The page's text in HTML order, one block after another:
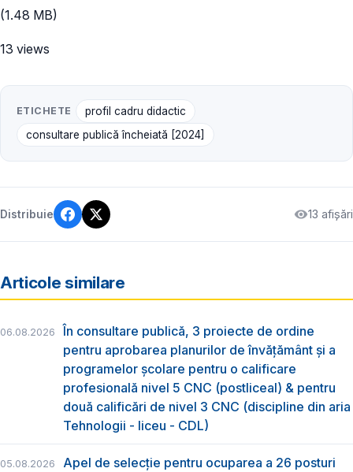
(1.48 MB)
13 views
ETICHETE
profil cadru didactic
consultare publică încheiată [2024]
Distribuie 13 afișări
Articole similare
06.08.2026
În consultare publică, 3 proiecte de ordine
pentru aprobarea planurilor de învățământ și a
programelor școlare pentru o calificare
profesională nivel 5 CNC (postliceal) & pentru
două calificări de nivel 3 CNC (discipline din aria
Tehnologii - liceu - CDL)
05.08.2026
Apel de selecție pentru ocuparea a 26 posturi